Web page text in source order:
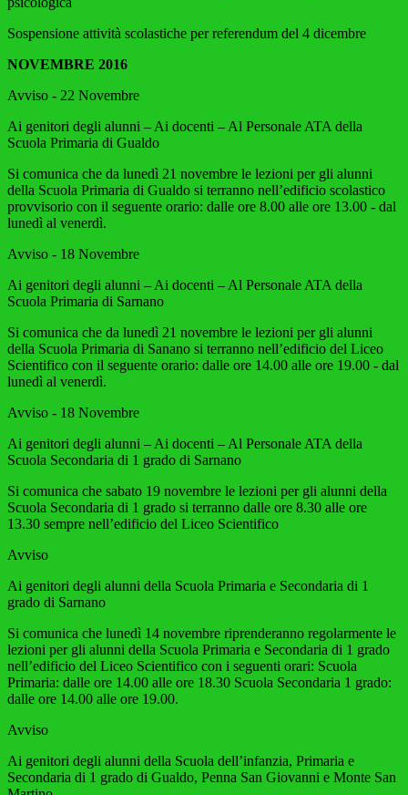
Sospensione attività scolastiche per referendum del 4 dicembre
NOVEMBRE 2016
Avviso - 22 Novembre
Ai genitori degli alunni – Ai docenti – Al Personale ATA della
Scuola Primaria di Gualdo
Si comunica che da lunedì 21 novembre le lezioni per gli alunni
della Scuola Primaria di Gualdo si terranno nell’edificio scolastico
provvisorio con il seguente orario: dalle ore 8.00 alle ore 13.00 - dal
lunedì al venerdì.
Avviso - 18 Novembre
Ai genitori degli alunni – Ai docenti – Al Personale ATA della
Scuola Primaria di Sarnano
Si comunica che da lunedì 21 novembre le lezioni per gli alunni
della Scuola Primaria di Sanano si terranno nell’edificio del Liceo
Scientifico con il seguente orario: dalle ore 14.00 alle ore 19.00 - dal
lunedì al venerdì.
Avviso - 18 Novembre
Ai genitori degli alunni – Ai docenti – Al Personale ATA della
Scuola Secondaria di 1 grado di Sarnano
Si comunica che sabato 19 novembre le lezioni per gli alunni della
Scuola Secondaria di 1 grado si terranno dalle ore 8.30 alle ore
13.30 sempre nell’edificio del Liceo Scientifico
Avviso
Ai genitori degli alunni della Scuola Primaria e Secondaria di 1
grado di Sarnano
Si comunica che lunedì 14 novembre riprenderanno regolarmente le
lezioni per gli alunni della Scuola Primaria e Secondaria di 1 grado
nell’edificio del Liceo Scientifico con i seguenti orari: Scuola
Primaria: dalle ore 14.00 alle ore 18.30 Scuola Secondaria 1 grado:
dalle ore 14.00 alle ore 19.00.
Avviso
Ai genitori degli alunni della Scuola dell’infanzia, Primaria e
Secondaria di 1 grado di Gualdo, Penna San Giovanni e Monte San